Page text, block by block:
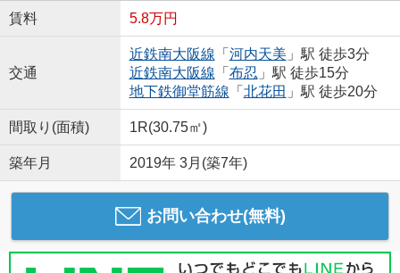
賃料 5.8万円
交通
近鉄南大阪線 「 河内天美 」駅 徒歩3分
近鉄南大阪線 「 布忍 」駅 徒歩15分
地下鉄御堂筋線 「 北花田 」駅 徒歩20分
間取り(面積) 1R(30.75㎡)
築年月 2019年 3月(築7年)
お問い合わせ(無料)